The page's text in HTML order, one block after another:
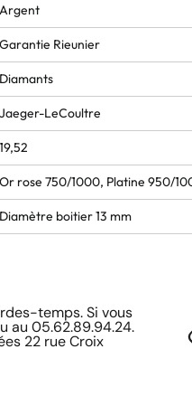
Argent
Garantie Rieunier
Diamants
Jaeger-LeCoultre
19,52
Or rose 750/1000, Platine 950/
Diamètre boitier 13 mm
temps. Si vous
au 05.62.89.94.24.
22 rue Croix